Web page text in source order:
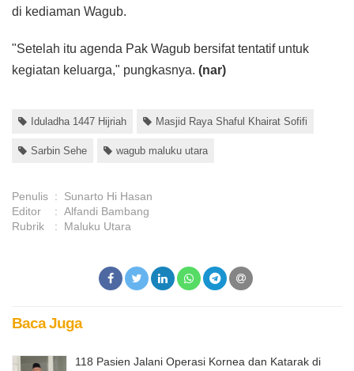
di kediaman Wagub.
"Setelah itu agenda Pak Wagub bersifat tentatif untuk
kegiatan keluarga," pungkasnya. (nar)
Iduladha 1447 Hijriah Masjid Raya Shaful Khairat Sofifi
Sarbin Sehe wagub maluku utara
Penulis :
Sunarto Hi Hasan
Editor
: Alfandi Bambang
Rubrik
: Maluku Utara
Baca Juga
118 Pasien Jalani Operasi Kornea dan Katarak di